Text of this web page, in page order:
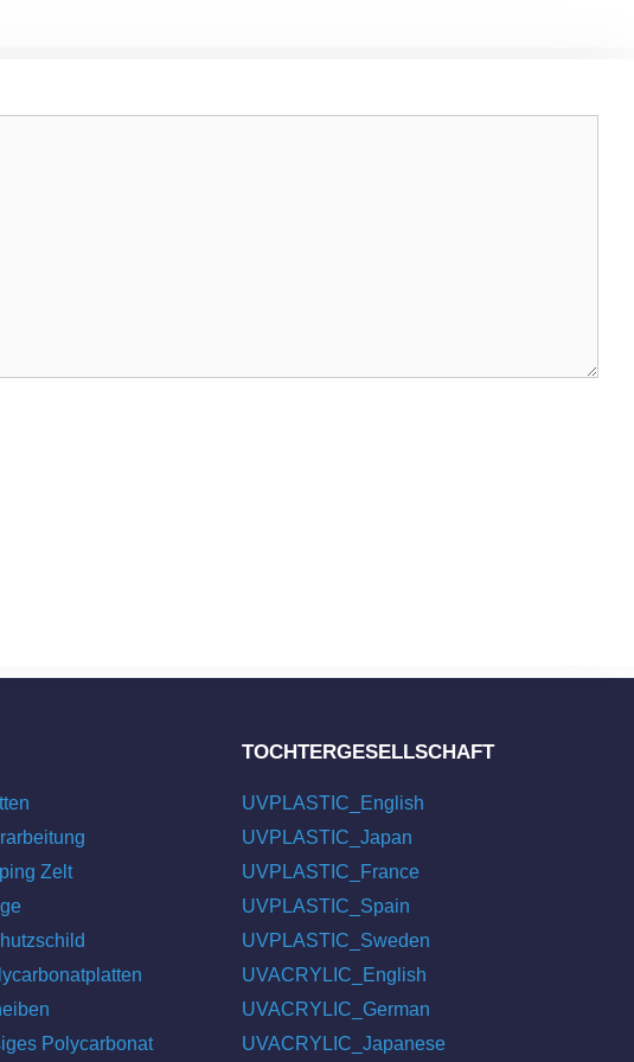
Zelt
Polycarbonat
TOCHTERGESELLSCHAFT
UVPLASTIC_English
UVPLASTIC_Japan
UVPLASTIC_France
UVPLASTIC_Spain
UVPLASTIC_Sweden
UVACRYLIC_English
UVACRYLIC_German
UVACRYLIC_Japanese